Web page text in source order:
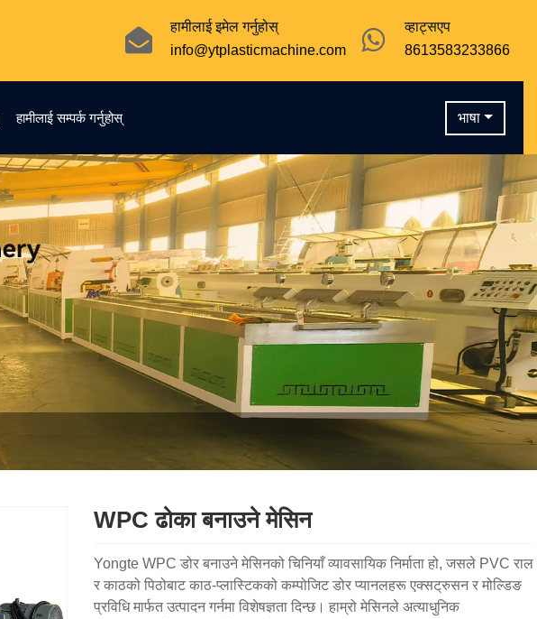
व्हाट्सएप
8613583233866
हामीलाई इमेल गर्नुहोस्
info@ytplasticmachine.com
हामीलाई सम्पर्क गर्नुहोस् भाषा
WPC ढोका बनाउने मेसिन
Yongte WPC डोर बनाउने मेसिनको चिनियाँ व्यावसायिक निर्माता हो, जसले PVC राल
र काठको पिठोबाट काठ-प्लास्टिकको कम्पोजिट डोर प्यानलहरू एक्सट्रुसन र मोल्डिङ
प्रविधि मार्फत उत्पादन गर्नमा विशेषज्ञता दिन्छ। हाम्रो मेसिनले अत्याधुनिक